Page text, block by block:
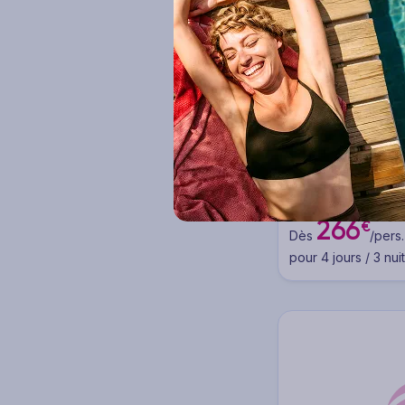
Ôclub Experience (9)
Hôtel Pace
Circuit Italie - Italie
région
3 à 14 nuits
Dès 266€/pers.
pour 4 jours / 3